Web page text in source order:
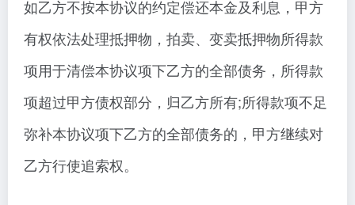
如乙方不按本协议的约定偿还本金及利息，甲方
有权依法处理抵押物，拍卖、变卖抵押物所得款
项用于清偿本协议项下乙方的全部债务，所得款
项超过甲方债权部分，归乙方所有;所得款项不足
弥补本协议项下乙方的全部债务的，甲方继续对
乙方行使追索权。